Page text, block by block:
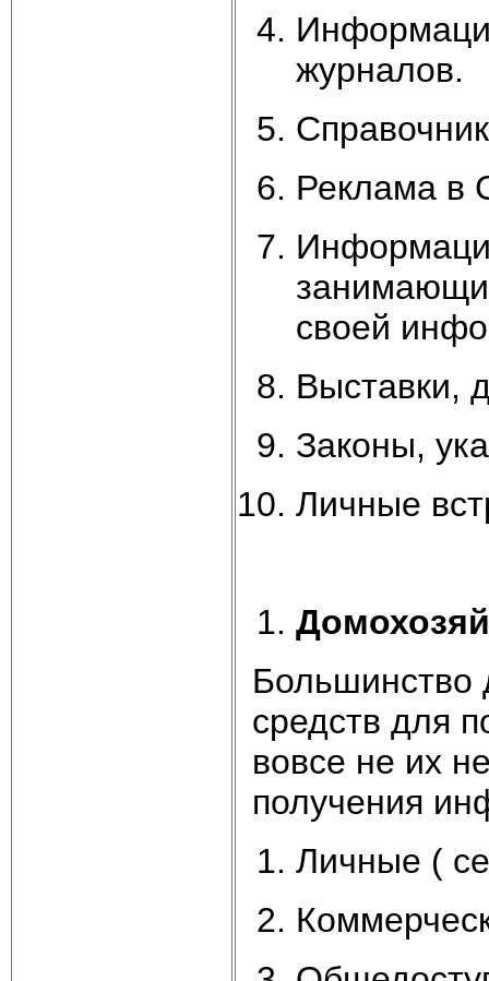
журналов.
Реклама в
своей
Выставки,
Законы,
Личные
Большинство
средств для
вовсе не их
получения
Личные (